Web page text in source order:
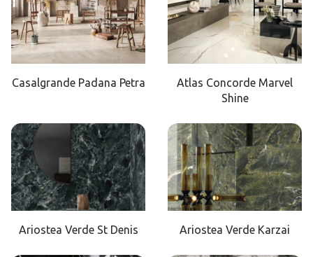
Casalgrande Padana Petra
Atlas Concorde Marvel
Shine
Ariostea Verde St Denis Ariostea Verde Karzai